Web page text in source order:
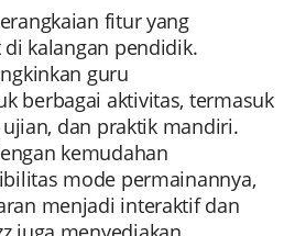
fitur yang
kalangan pendidik.
guru
berbagai aktivitas, termasuk
dan praktik mandiri.
kemudahan
mode permainannya,
menjadi interaktif dan